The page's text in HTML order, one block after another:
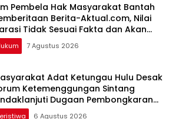
Pembela Hak Masyarakat Bantah
Berita-Aktual.com, Nilai
Tidak Sesuai Fakta dan Akan
Jalur Dewan Pers
7 Agustus 2026
Adat Ketungau Hulu Desak
Ketemenggungan Sintang
Dugaan Pembongkaran
Adat6 Agustus 2026